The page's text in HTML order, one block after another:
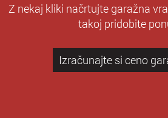
Z nekaj kliki načrtujte garažna
takoj pridobite
Izračunajte si ceno